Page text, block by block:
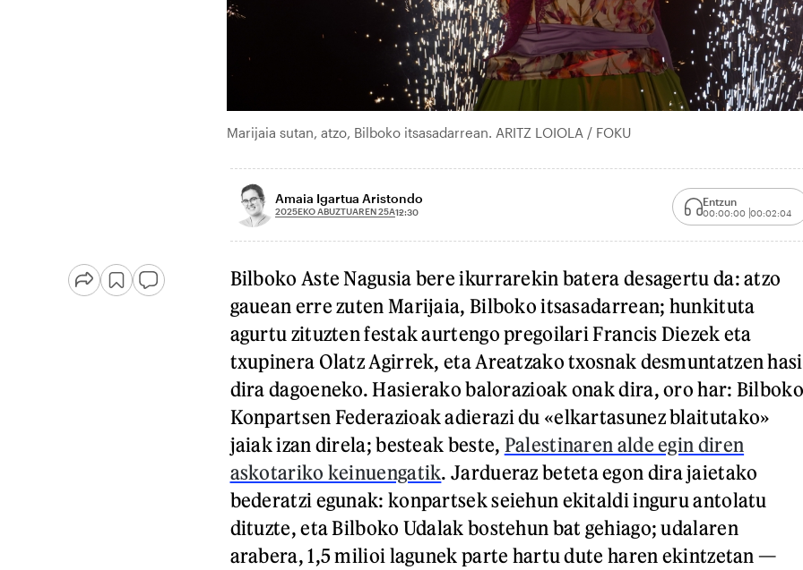
Marijaia sutan, atzo, Bilboko itsasadarrean. ARITZ LOIOLA / FOKU
Amaia Igartua Aristondo
2025EKO ABUZTUAREN 25A12:30
Entzun
00:00:00 00:02:04
Bilboko Aste Nagusia bere ikurrarekin batera desagertu da: atzo
gauean erre zuten Marijaia, Bilboko itsasadarrean; hunkituta
agurtu zituzten festak aurtengo pregoilari Francis Diezek eta
txupinera Olatz Agirrek, eta Areatzako txosnak desmuntatzen hasi
dira dagoeneko. Hasierako balorazioak onak dira, oro har: Bilboko
Konpartsen Federazioak adierazi du «elkartasunez blaitutako»
jaiak izan direla; besteak beste, Palestinaren alde egin diren
askotariko keinuengatik. Jardueraz beteta egon dira jaietako
bederatzi egunak: konpartsek seiehun ekitaldi inguru antolatu
dituzte, eta Bilboko Udalak bostehun bat gehiago; udalaren
arabera, 1,5 milioi lagunek parte hartu dute haren ekintzetan —